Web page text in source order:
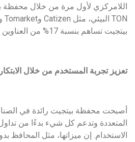
بيتجيت تساهم بنسبة 17% من العناوين النشطة على شبكة TON.
تعزيز تجربة المستخدم من خلال الابتكار
أصبحت محفظة بيتجيت رائدة في
الاستخدام. إن ميزاتها، مثل